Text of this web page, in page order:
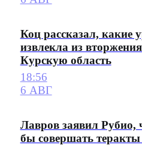
Коц рассказал, какие
извлекла из
Курскую область
18:56
6 АВГ
Лавров заявил Рубио,
бы совершать теракты